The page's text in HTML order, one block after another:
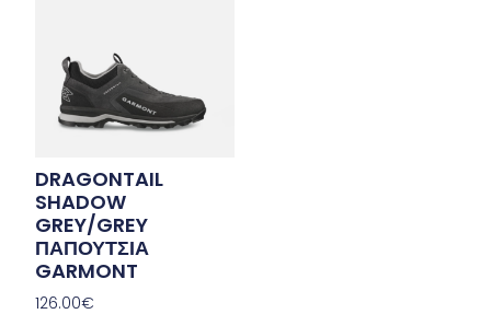
DRAGONTAIL
SHADOW
GREY/GREY
ΠΑΠΟΥΤΣΙΑ
GARMONT
126.00€